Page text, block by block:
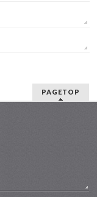
PAGETOP